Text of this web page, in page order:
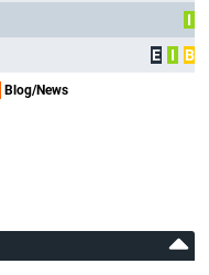
I
E I B
Blog/News